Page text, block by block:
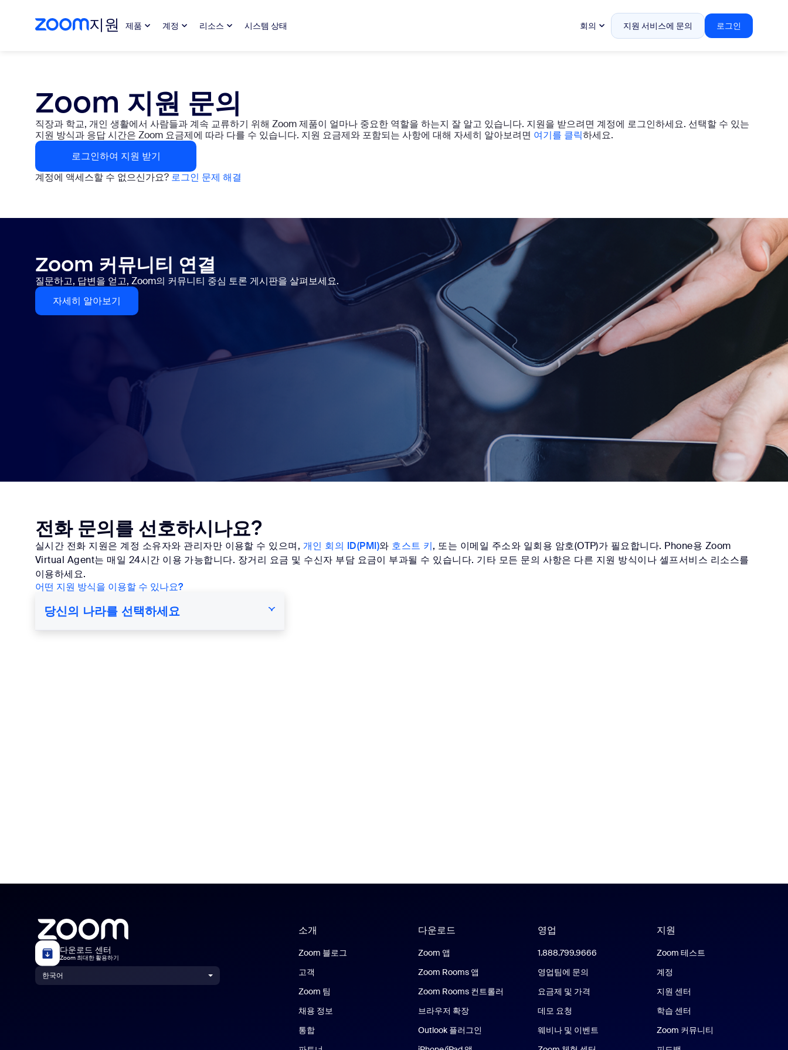
지원 제품 계정 리소스 시스템 상태 회의 지원 서비스에 문의 로그인
Zoom 지원 문의
직장과 학교, 개인 생활에서 사람들과 계속 교류하기 위해 Zoom 제품이 얼마나 중요한 역할을 하는지 잘 알고 있습니다. 지원을 받으려면 계정에 로그인하세요. 선택할 수 있는
지원 방식과 응답 시간은 Zoom 요금제에 따라 다를 수 있습니다. 지원 요금제와 포함되는 사항에 대해 자세히 알아보려면 여기를 클릭하세요.
로그인하여 지원 받기
계정에 액세스할 수 없으신가요? 로그인 문제 해결
Zoom 커뮤니티 연결
질문하고, 답변을 얻고, Zoom의 커뮤니티 중심 토론 게시판을 살펴보세요.
자세히 알아보기
전화 문의를 선호하시나요?
실시간 전화 지원은 계정 소유자와 관리자만 이용할 수 있으며, 개인 회의 ID(PMI)와 호스트 키, 또는 이메일 주소와 일회용 암호(OTP)가 필요합니다. Phone용 Zoom
Virtual Agent는 매일 24시간 이용 가능합니다. 장거리 요금 및 수신자 부담 요금이 부과될 수 있습니다. 기타 모든 문의 사항은 다른 지원 방식이나 셀프서비스 리소스를
이용하세요.
어떤 지원 방식을 이용할 수 있나요?
당신의 나라를 선택하세요
다운로드 센터
Zoom 최대한 활용하기
한국어
소개
Zoom 블로그
고객
Zoom 팀
채용 정보
통합
다운로드
Zoom 앱
Zoom Rooms 앱
Zoom Rooms 컨트롤러
브라우저 확장
Outlook 플러그인
영업
1.888.799.9666
영업팀에 문의
요금제 및 가격
데모 요청
웨비나 및 이벤트
지원
Zoom 테스트
계정
지원 센터
학습 센터
Zoom 커뮤니티